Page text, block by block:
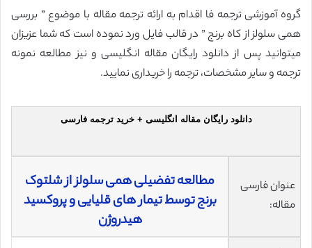
گروه آموزشی ترجمه فا اقدام به ارائه ترجمه مقاله با موضوع ” بررسی
همی سلولز از کاه برنج ” در قالب فایل ورد نموده است که شما عزیزان
میتوانید پس از دانلود رایگان مقاله انگلیسی و نیز مطالعه نمونه
ترجمه و سایر مشخصات، ترجمه را خریداری نمایید.
دانلود رایگان مقاله انگلیسی + خرید ترجمه فارسی
عنوان فارسی
مقاله:
مطالعه تفضیلی همی سلولز از شلتوک
برنج توسط تیمار های قلیایی و پروکسید
هیدروژن